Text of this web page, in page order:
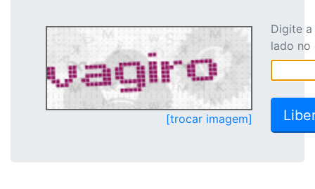
[trocar imagem]
Digite
lado no